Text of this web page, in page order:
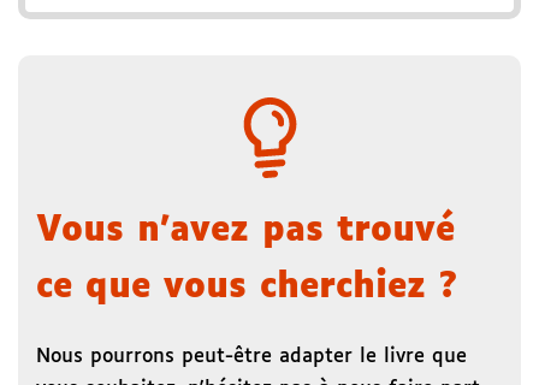
Vous n'avez pas trouvé
ce que vous cherchiez ?
Nous pourrons peut-être adapter le livre que